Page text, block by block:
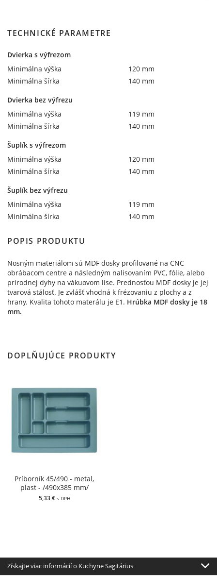
TECHNICKÉ PARAMETRE
Dvierka s výfrezom
Minimálna výška
120 mm
Minimálna šírka
140 mm
Dvierka bez výfrezu
Minimálna výška
119 mm
Minimálna šírka
140 mm
Šuplík s výfrezom
Minimálna výška
120 mm
Minimálna šírka
140 mm
Šuplík bez výfrezu
Minimálna výška
119 mm
Minimálna šírka
140 mm
POPIS PRODUKTU
Nosným materiálom sú MDF dosky profilované na CNC
obrábacom centre a následným nalisovaním PVC, fólie, alebo
prírodnej dyhy na vákuovom lise. Prednosťou MDF dosky je jej
tvarová stálosť. Je zvlášť vhodná k frézovaniu z plochy a z
hrany. Kvalita tohoto materálu je E1. Hrúbka MDF dosky je 18
mm.
DOPLŇUJÚCE PRODUKTY
Príborník 45/490 - metal,
plast - /490x385 mm/
5,33 € s DPH
Získajte viac informácií o Kuchyne Sagitárius